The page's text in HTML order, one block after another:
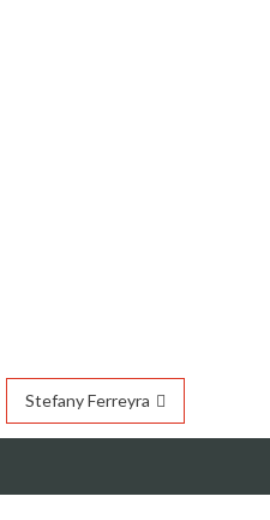
Stefany Ferreyra